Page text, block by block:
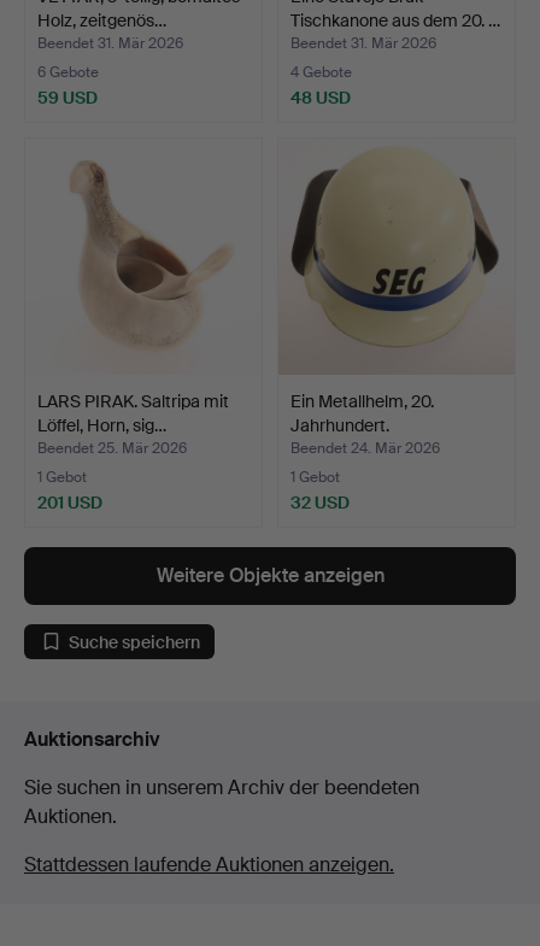
Holz, zeitgenös…
Beendet 31. Mär 2026
6 Gebote
59 USD
Tischkanone aus dem 20. …
Beendet 31. Mär 2026
4 Gebote
48 USD
LARS PIRAK. Saltripa mit
Löffel, Horn, sig…
Beendet 25. Mär 2026
1 Gebot
201 USD
Ein Metallhelm, 20.
Jahrhundert.
Beendet 24. Mär 2026
1 Gebot
32 USD
Weitere Objekte anzeigen
Suche speichern
Auktionsarchiv
Sie suchen in unserem Archiv der beendeten
Auktionen.
Stattdessen laufende Auktionen anzeigen.